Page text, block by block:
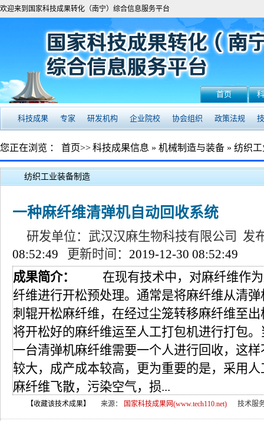
欢迎来到国家科技成果转化（南宁）综合信息服务平台
首页
科技成果 专家 研发机构 企业院校 协会组织 政策法规
您正在浏览 ： 首页>>科技成果信息 » 机械制造与装备 » 纺织
纺织工业装备制造
一种麻纤维清弹机自动回收系统
研发单位：武汉汉麻生物科技有限公司 发
08:52:49
更新时间： 2019-12-30 08:52:49
成果简介：
在现有技术中，对麻纤维作为
纤维进行开松预处理。通常是将麻纤维从清
刺辊开松麻纤维，在经过尘笼转移麻纤维至
将开松好的麻纤维运至人工打包机进行打包
一台清弹机麻纤维需要一个人进行回收，这
较大，成产成本较高，更为重要的是，采用
麻纤维飞散，污染空气，损...
【收藏该技术成果】 来源： 国家科技成果网(www.tech110.net) 技术服